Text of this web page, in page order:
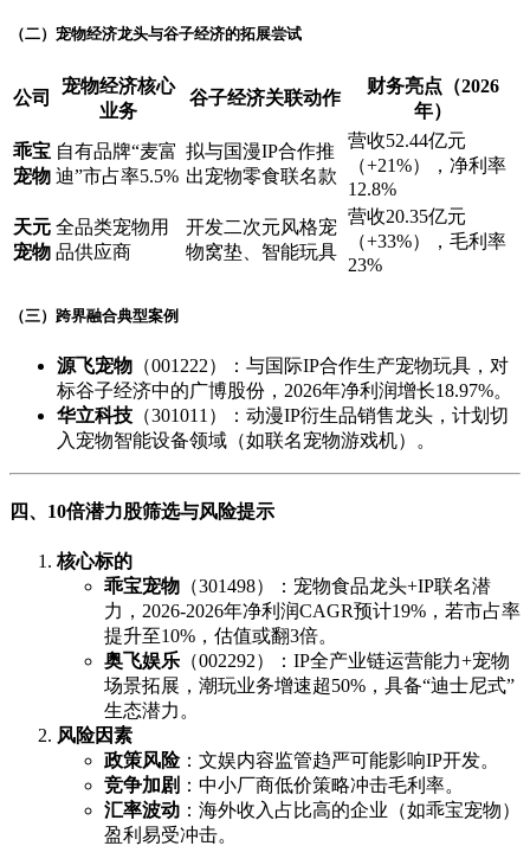
（二）宠物经济龙头与谷子经济的拓展尝试
公司
宠物经济核心
业务
谷子经济关联动作
财务亮点（2026
年）
乖宝
宠物
自有品牌“麦富
迪”市占率5.5%
拟与国漫IP合作推
出宠物零食联名款
营收52.44亿元
（+21%），净利率
12.8%
天元
宠物
全品类宠物用
品供应商
开发二次元风格宠
物窝垫、智能玩具
营收20.35亿元
（+33%），毛利率
23%
（三）跨界融合典型案例
源飞宠物 （001222）：与国际IP合作生产宠物玩具，对
标谷子经济中的广博股份，2026年净利润增长18.97%。
华立科技 （301011）：动漫IP衍生品销售龙头，计划切
入宠物智能设备领域（如联名宠物游戏机）。
四、10倍潜力股筛选与风险提示
核心标的
乖宝宠物 （301498）：宠物食品龙头+IP联名潜
力，2026-2026年净利润CAGR预计19%，若市占率
提升至10%，估值或翻3倍。
奥飞娱乐 （002292）：IP全产业链运营能力+宠物
场景拓展，潮玩业务增速超50%，具备“迪士尼式”
生态潜力。
风险因素
政策风险：文娱内容监管趋严可能影响IP开发。
竞争加剧 ：中小厂商低价策略冲击毛利率。
汇率波动 ：海外收入占比高的企业（如乖宝宠物）
盈利易受冲击。